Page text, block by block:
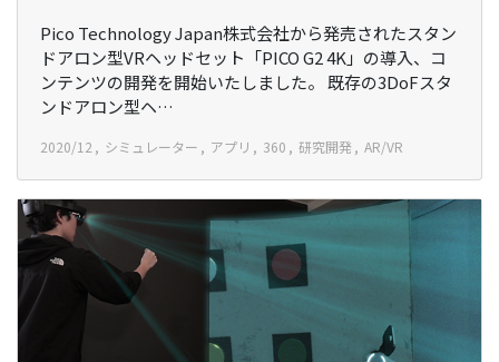
Pico Technology Japan株式会社から発売されたスタン
ドアロン型VRヘッドセット「PICO G2 4K」の導入、コ
ンテンツの開発を開始いたしました。 既存の3DoFスタ
ンドアロン型ヘ…
2020/12 シミュレーター アプリ 360 研究開発 AR/VR